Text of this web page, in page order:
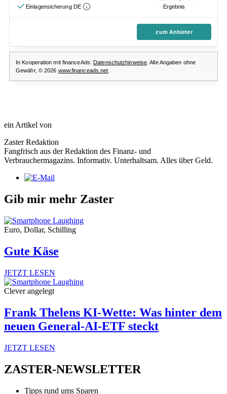
ein Artikel von
Zaster Redaktion
Fangfrisch aus der Redaktion des Finanz- und
Verbrauchermagazins. Informativ. Unterhaltsam. Alles über Geld.
Gib mir mehr Zaster
Euro, Dollar, Schilling
Gute Käse
JETZT LESEN
Clever angelegt
Frank Thelens KI-Wette: Was hinter dem
neuen General-AI-ETF steckt
JETZT LESEN
ZASTER-NEWSLETTER
Tipps rund ums Sparen